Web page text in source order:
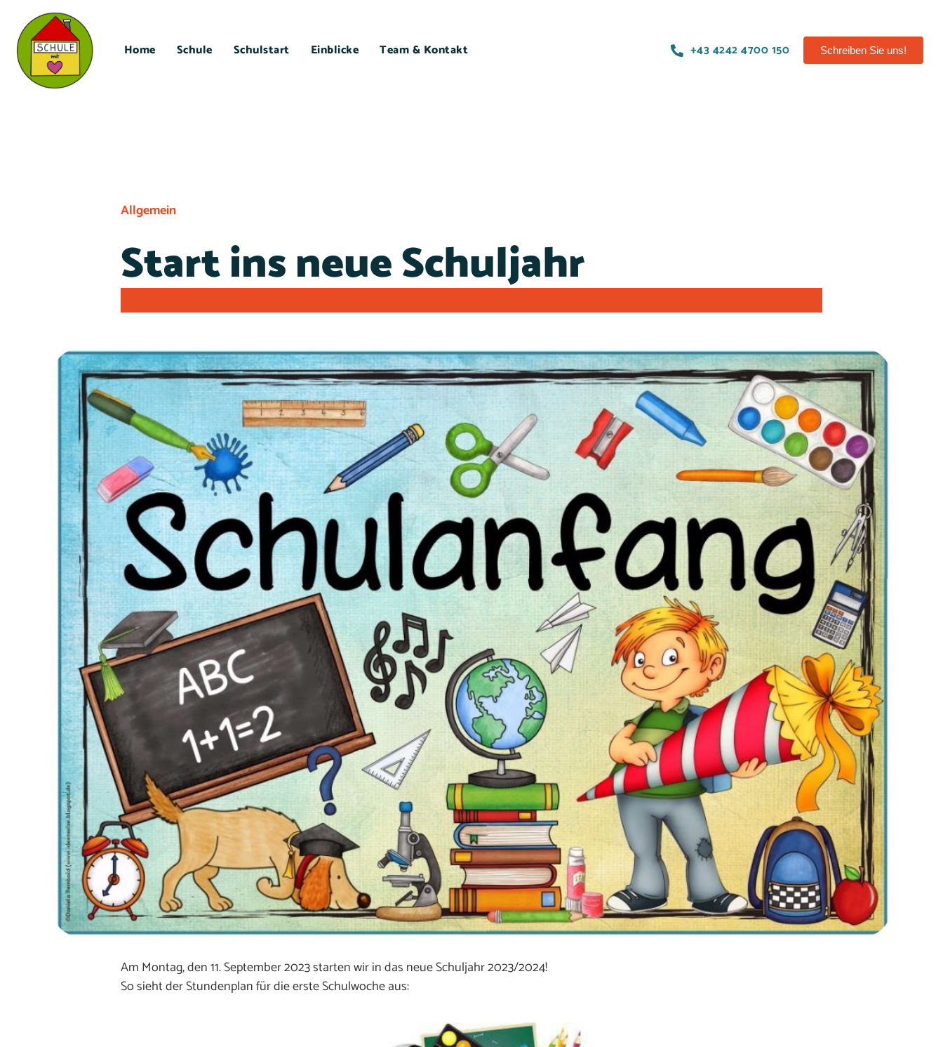
Home Schule Schulstart Einblicke Team & Kontakt +43 4242 4700 150 Schreiben Sie uns!
Allgemein
Start ins neue Schuljahr
Am Montag, den 11. September 2023 starten wir in das neue Schuljahr 2023/2024!
So sieht der Stundenplan für die erste Schulwoche aus: